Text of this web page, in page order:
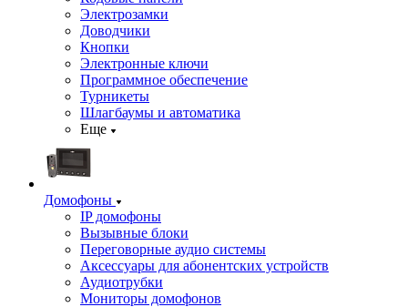
Электрозамки
Доводчики
Кнопки
Электронные ключи
Программное обеспечение
Турникеты
Шлагбаумы и автоматика
Еще
Домофоны
IP домофоны
Вызывные блоки
Переговорные аудио системы
Аксессуары для абонентских устройств
Аудиотрубки
Мониторы домофонов